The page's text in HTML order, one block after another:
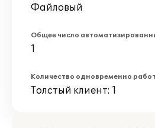
Файловый
Общее число
1
Количество одновременно
Толстый клиент: 1